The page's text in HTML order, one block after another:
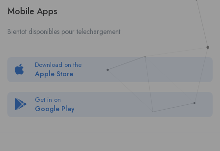
Mobile Apps
Bientot disponibles pour telechargement
Download on the
Apple Store
Get in on
Google Play